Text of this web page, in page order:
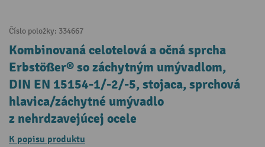
Číslo položky: 334667
Kombinovaná celotelová a očná sprcha
Erbstößer® so záchytným umývadlom,
DIN EN 15154-1/-2/-5, stojaca, sprchová
hlavica/záchytné umývadlo
z nehrdzavejúcej ocele
K popisu produktu